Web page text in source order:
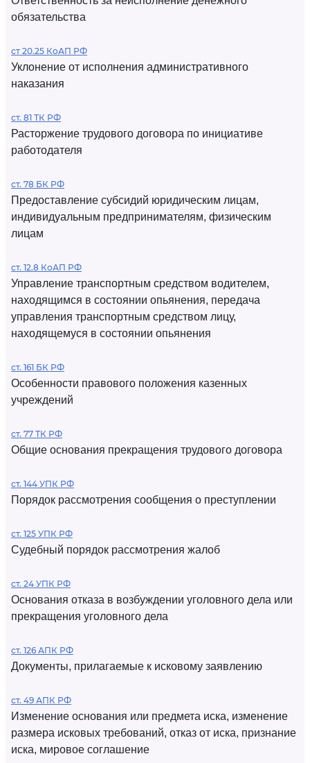
обязательства
ст 20.25 КоАП РФ
Уклонение от исполнения административного
наказания
ст. 81 ТК РФ
Расторжение трудового договора по инициативе
работодателя
ст. 78 БК РФ
Предоставление субсидий юридическим лицам,
индивидуальным предпринимателям, физическим
лицам
ст. 12.8 КоАП РФ
Управление транспортным средством водителем,
находящимся в состоянии опьянения, передача
управления транспортным средством лицу,
находящемуся в состоянии опьянения
ст. 161 БК РФ
Особенности правового положения казенных
учреждений
ст. 77 ТК РФ
Общие основания прекращения трудового договора
ст. 144 УПК РФ
Порядок рассмотрения сообщения о преступлении
ст. 125 УПК РФ
Судебный порядок рассмотрения жалоб
ст. 24 УПК РФ
Основания отказа в возбуждении уголовного дела или
прекращения уголовного дела
ст. 126 АПК РФ
Документы, прилагаемые к исковому заявлению
ст. 49 АПК РФ
Изменение основания или предмета иска, изменение
размера исковых требований, отказ от иска, признание
иска, мировое соглашение